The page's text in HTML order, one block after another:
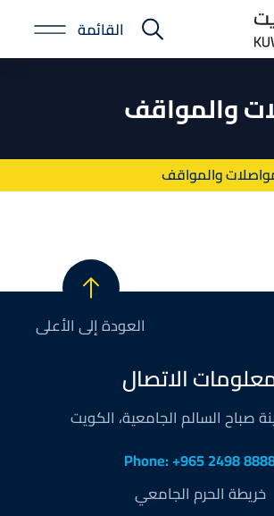
E-
Portal
القائمة
والمواقف
والمواقف
العودة إلى الأعلى
الاتصال
صباح السالم الجامعية، الكويت
Phone: +965 2498
خريطة الحرم الجامعي